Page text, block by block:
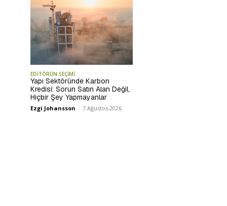
EDİTÖRÜN SEÇİMİ
Yapı Sektöründe Karbon
Kredisi: Sorun Satın Alan Değil,
Hiçbir Şey Yapmayanlar
Ezgi Johansson - 7 Ağustos 2026